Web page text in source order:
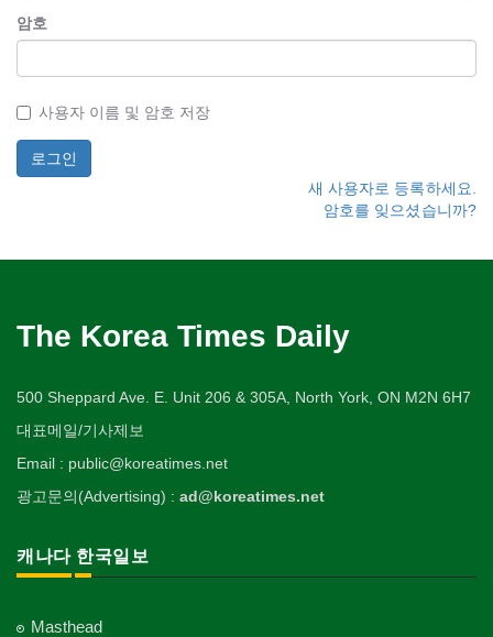
암호
사용자 이름 및 암호 저장
새 사용자로 등록하세요.
암호를 잊으셨습니까?
The Korea Times Daily
500 Sheppard Ave. E. Unit 206 & 305A, North York, ON M2N 6H7
대표메일/기사제보
Email : public@koreatimes.net
광고문의(Advertising) : ad@koreatimes.net
캐나다 한국일보
Masthead